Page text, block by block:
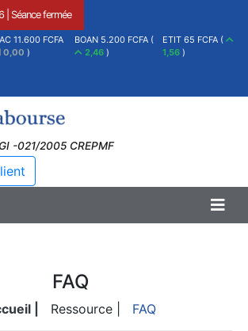
Séance fermée
11.600 FCFA
0,00 )
BOAN 5.200 FCFA (
2,46 )
ETIT 65 FCFA (
1,56 )
-021/2005 CREPMF
FAQ
| Ressource | FAQ